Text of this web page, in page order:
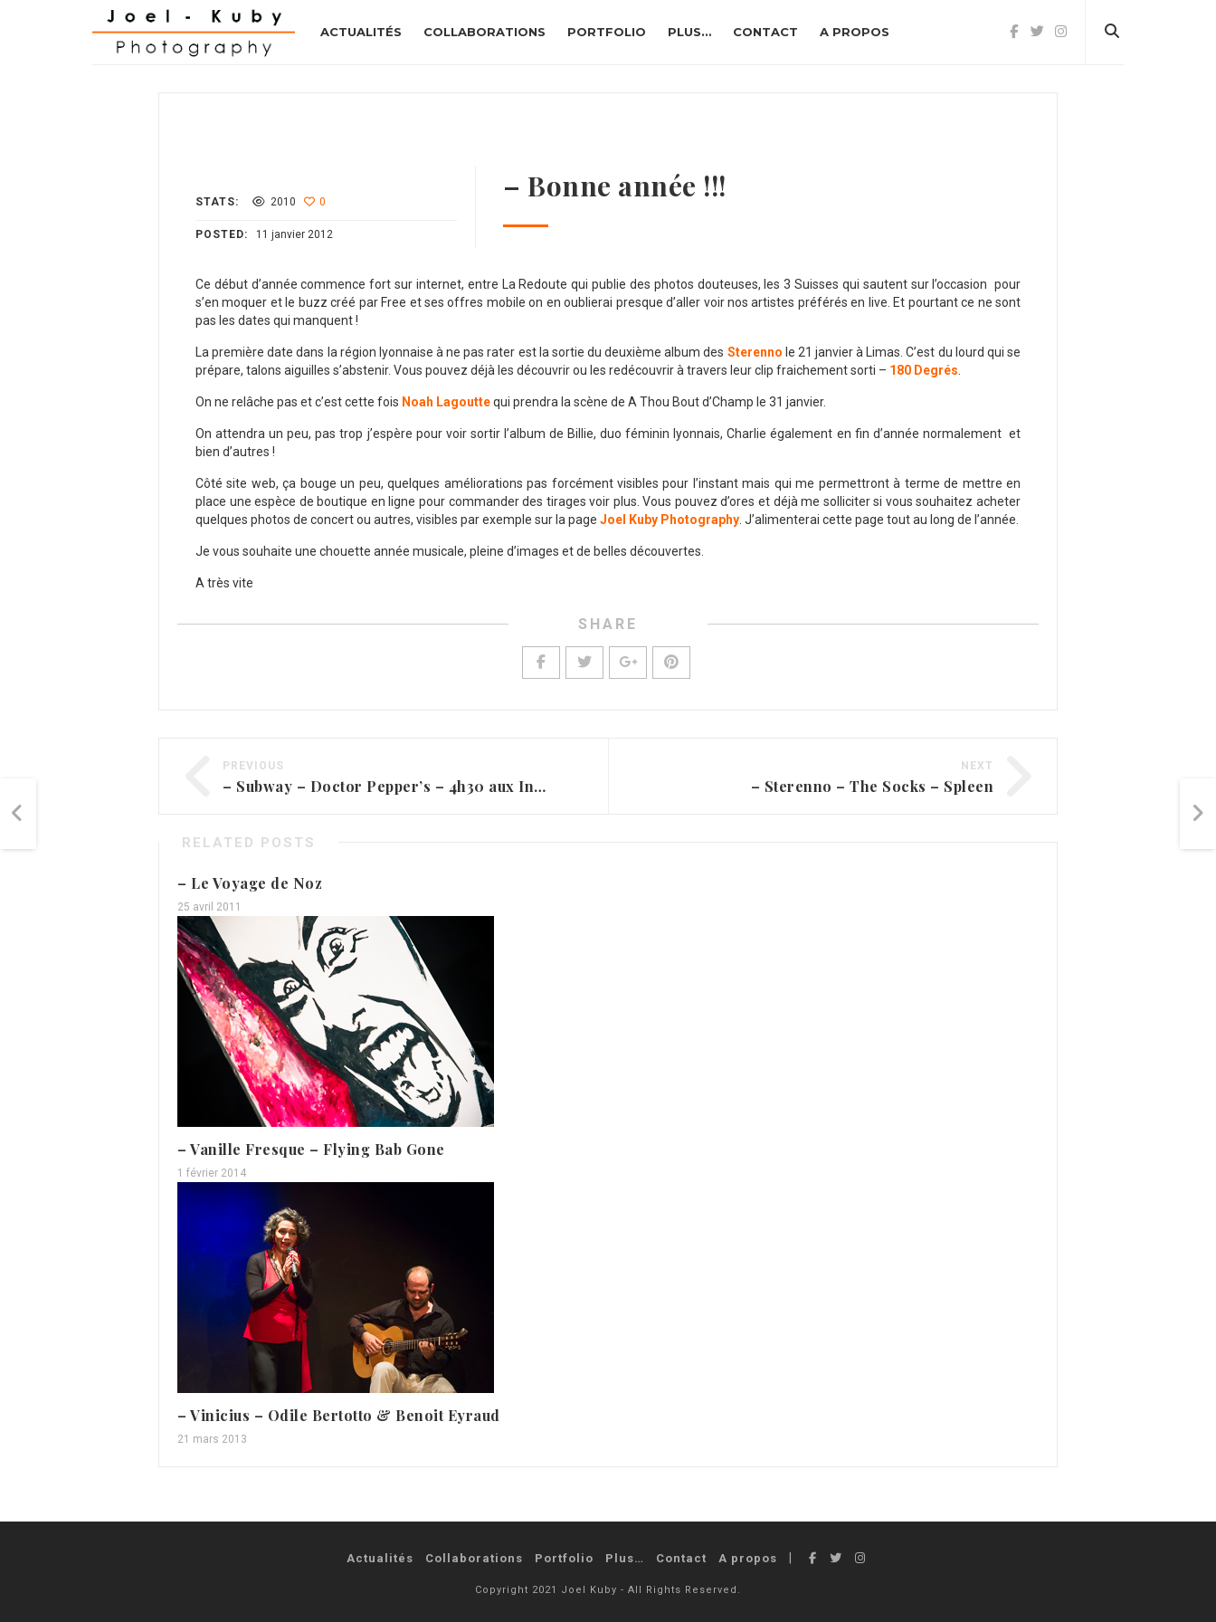
ACTUALITÉS COLLABORATIONS PORTFOLIO PLUS… CONTACT A PROPOS
STATS: 2010 0
POSTED: 11 janvier 2012
– Bonne année !!!
Ce début d’année commence fort sur internet, entre La Redoute qui publie des photos douteuses, les 3 Suisses qui sautent sur l’occasion pour
s’en moquer et le buzz créé par Free et ses offres mobile on en oublierai presque d’aller voir nos artistes préférés en live. Et pourtant ce ne sont
pas les dates qui manquent !
La première date dans la région lyonnaise à ne pas rater est la sortie du deuxième album des Sterenno le 21 janvier à Limas. C’est du lourd qui se
prépare, talons aiguilles s’abstenir. Vous pouvez déjà les découvrir ou les redécouvrir à travers leur clip fraichement sorti – 180 Degrés.
On ne relâche pas et c’est cette fois Noah Lagouttequi prendra la scène de A Thou Bout d’Champ le 31 janvier.
On attendra un peu, pas trop j’espère pour voir sortir l’album de Billie, duo féminin lyonnais, Charlie également en fin d’année normalement et
bien d’autres !
Côté site web, ça bouge un peu, quelques améliorations pas forcément visibles pour l’instant mais qui me permettront à terme de mettre en
place une espèce de boutique en ligne pour commander des tirages voir plus. Vous pouvez d’ores et déjà me solliciter si vous souhaitez acheter
quelques photos de concert ou autres, visibles par exemple sur la page Joel Kuby Photography. J’alimenterai cette page tout au long de l’année.
Je vous souhaite une chouette année musicale, pleine d’images et de belles découvertes.
A très vite
SHARE
PREVIOUS
– Subway – Doctor Pepper’s – 4h30 aux Indes
NEXT
– Sterenno – The Socks – Spleen
RELATED POSTS
– Le Voyage de Noz
25 avril 2011
– Vanille Fresque – Flying Bab Gone
1 février 2014
– Vinicius – Odile Bertotto & Benoit Eyraud
21 mars 2013
Actualités Collaborations Portfolio Plus… Contact A propos
Copyright 2021 Joel Kuby - All Rights Reserved.